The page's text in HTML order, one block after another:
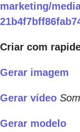
marketing/
Criar com
Gerar imagem
Gerar vídeo
Gerar modelo